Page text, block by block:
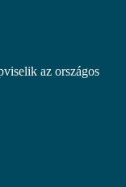
az országos